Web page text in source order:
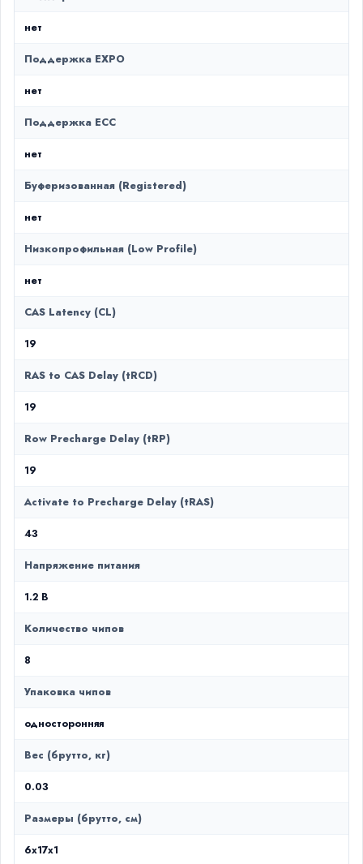
нет
Поддержка EXPO
нет
Поддержка ECC
нет
Буферизованная (Registered)
нет
Низкопрофильная (Low Profile)
нет
CAS Latency (CL)
19
RAS to CAS Delay (tRCD)
19
Row Precharge Delay (tRP)
19
Activate to Precharge Delay (tRAS)
43
Напряжение питания
1.2 В
Количество чипов
8
Упаковка чипов
односторонняя
Вес (брутто, кг)
0.03
Размеры (брутто, см)
6x17x1